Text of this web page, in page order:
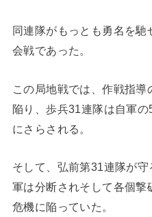
同連隊がもっとも勇名を
会戦であった。
この局地戦では、作戦指
陥り、歩兵31連隊は自軍
にさらされる。
そして、弘前第31連隊が
軍は分断されそして各個撃
危機に陥っていた。